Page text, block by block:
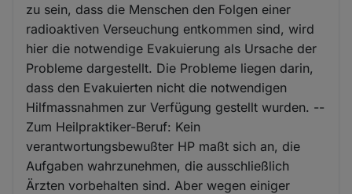
zu sein, dass die Menschen den Folgen einer
radioaktiven Verseuchung entkommen sind, wird
hier die notwendige Evakuierung als Ursache der
Probleme dargestellt. Die Probleme liegen darin,
dass den Evakuierten nicht die notwendigen
Hilfmassnahmen zur Verfügung gestellt wurden. --
Zum Heilpraktiker-Beruf: Kein
verantwortungsbewußter HP maßt sich an, die
Aufgaben wahrzunehmen, die ausschließlich
Ärzten vorbehalten sind. Aber wegen einiger